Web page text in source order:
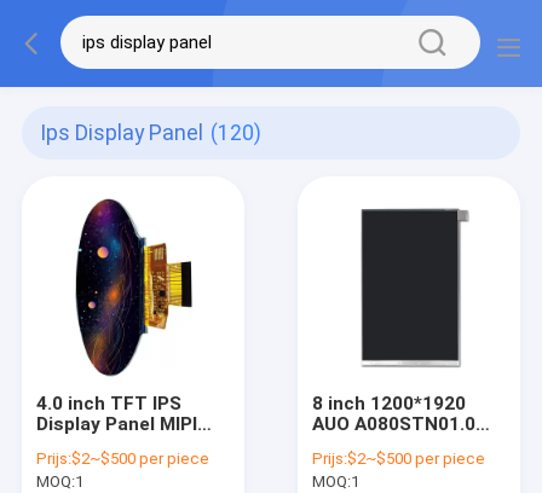
Ips Display Panel (120)
4.0 inch TFT IPS
Display Panel MIPI
* 720 resolutie
Prijs:$2~$500 per piece
MOQ:1
8 inch 1200*1920
AUO A080STN01.0
Prijs:$2~$500 per piece
MOQ:1